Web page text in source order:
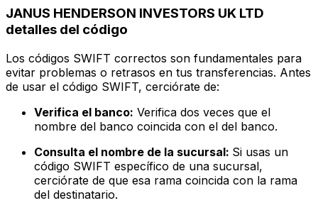
JANUS HENDERSON INVESTORS UK LTD
detalles del código
Los códigos SWIFT correctos son fundamentales para
evitar problemas o retrasos en tus transferencias. Antes
de usar el código SWIFT, cerciórate de:
Verifica el banco: Verifica dos veces que el
nombre del banco coincida con el del banco.
Consulta el nombre de la sucursal: Si usas un
código SWIFT específico de una sucursal,
cerciórate de que esa rama coincida con la rama
del destinatario.